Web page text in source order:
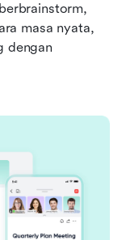
masa nyata,
dengan